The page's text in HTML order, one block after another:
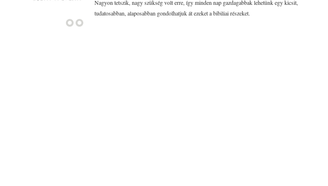
Nagyon tetszik, nagy szükség volt erre, így minden nap gazdagabbak lehetünk egy kicsit,
tudatosabban, alaposabban gondolhatjuk át ezeket a bibiliai részeket.